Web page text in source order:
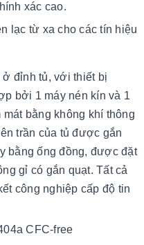
xác cao.
lạc từ xa cho các tín hiệu
ở đỉnh tủ, với thiết bị
bởi 1 máy nén kín và 1
bằng không khí thông
trần của tủ được gắn
bằng ống đồng, được đặt
gỉ có gắn quạt. Tất cả
công nghiệp cấp độ tin
CFC-free